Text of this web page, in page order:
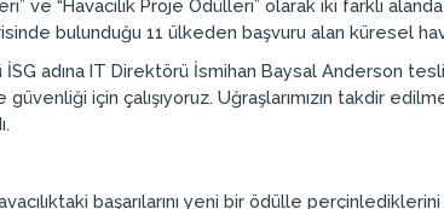
ve “Havacılık Proje Ödülleri” olarak iki farklı
bulunduğu 11 ülkeden başvuru alan küresel
İSG adına IT Direktörü İsmihan Baysal Anderson
güvenliği için çalışıyoruz. Uğraşlarımızın takdir
başarılarını yeni bir ödülle